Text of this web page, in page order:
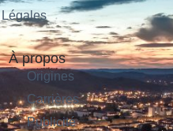
Légales
À propos
Origines
Carrières
Publicité